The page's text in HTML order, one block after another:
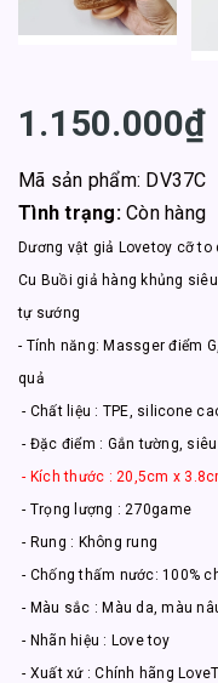
1.150.000₫
Mã sản phẩm: DV37C
Tình trạng: Còn hàng
Dương vật giả Lovetoy cỡ
Cu Buồi giả hàng khủng
tự sướng
- Tính năng: Massger điểm
quả
- Chất liệu : TPE, silicone
- Đặc điểm : Gắn tường,
- Kích thước : 20,5cm x
- Trọng lượng : 270game
- Rung : Không rung
- Chống thấm nước: 100%
- Màu sắc : Màu da, màu
- Nhãn hiệu : Love toy
- Xuất xứ : Chính hãng